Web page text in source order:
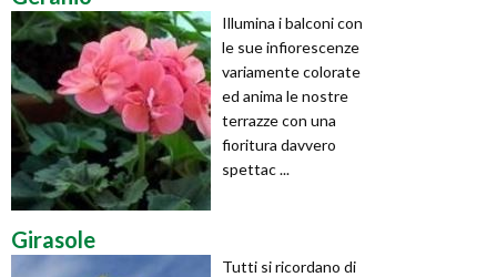
Illumina i balconi con
le sue infiorescenze
variamente colorate
ed anima le nostre
terrazze con una
fioritura davvero
spettac ...
Girasole
Tutti si ricordano di